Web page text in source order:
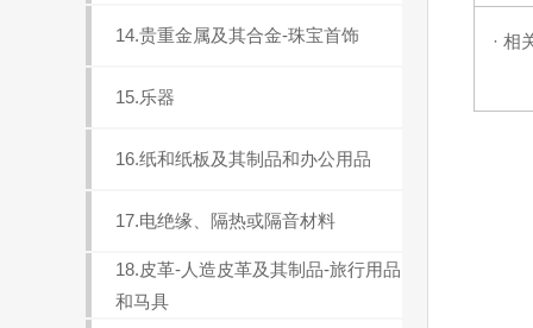
14.贵重金属及其合金-珠宝首饰
15.乐器
16.纸和纸板及其制品和办公用品
17.电绝缘、隔热或隔音材料
18.皮革-人造皮革及其制品-旅行用品
和马具
· 相